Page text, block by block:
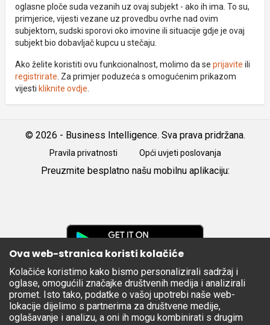
oglasne ploče suda vezanih uz ovaj subjekt - ako ih ima. To su,
primjerice, vijesti vezane uz provedbu ovrhe nad ovim
subjektom, sudski sporovi oko imovine ili situacije gdje je ovaj
subjekt bio dobavljač kupcu u stečaju.
Ako želite koristiti ovu funkcionalnost, molimo da se prijavite ili
registrirate . Za primjer poduzeća s omogućenim prikazom
vijesti kliknite ovdje
© 2026 - Business Intelligence. Sva prava pridržana.
Pravila privatnosti Opći uvjeti poslovanja
Preuzmite besplatno našu mobilnu aplikaciju:
Apple
Store
Ova web-stranica koristi kolačiće
Kolačiće koristimo kako bismo personalizirali sadržaj i
oglase, omogućili značajke društvenih medija i analizirali
promet. Isto tako, podatke o vašoj upotrebi naše web-
lokacije dijelimo s partnerima za društvene medije,
oglašavanje i analizu, a oni ih mogu kombinirati s drugim